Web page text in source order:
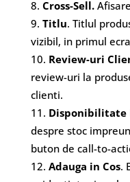
Cross-Sell.
Titlu. Titlul
vizibil, in primul
Review-uri
review-uri la
clienti.
Disponibilitate
despre stoc
buton de call-to-
Adauga in Cos.